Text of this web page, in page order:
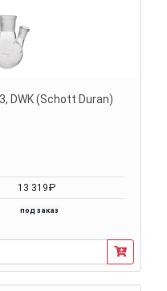
DWK (Schott Duran)
13 319₽
под заказ